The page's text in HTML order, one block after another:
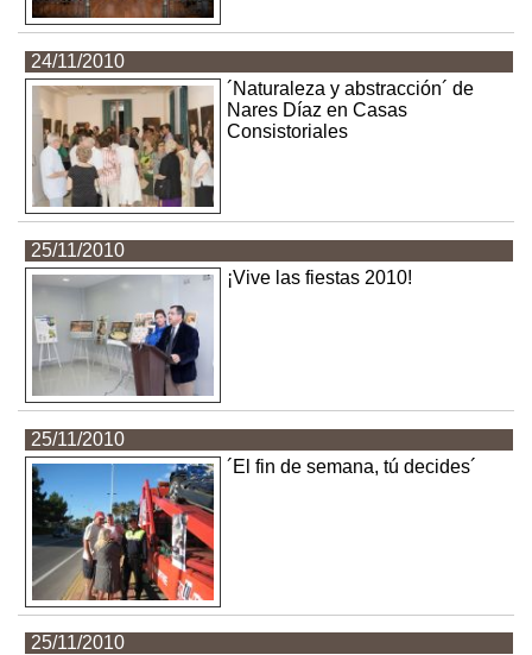
24/11/2010
´Naturaleza y abstracción´ de
Nares Díaz en Casas
Consistoriales
25/11/2010
¡Vive las fiestas 2010!
25/11/2010
´El fin de semana, tú decides´
25/11/2010